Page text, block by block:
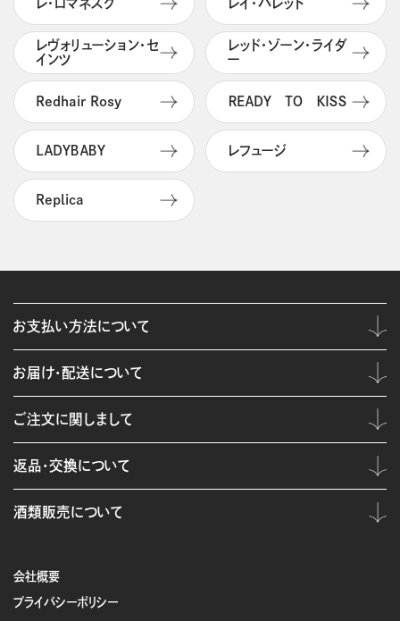
レ・ロマネスク レイ・バレット
レヴォリューション・セ
インツ
レッド・ゾーン・ライダ
ー
Redhair Rosy ＲＥＡＤＹ ＴＯ ＫＩＳＳ
ＬＡＤＹＢＡＢＹ レフュージ
Replica
会社概要
プライバシーポリシー
お支払い方法について
お届け・配送について
ご注文に関しまして
返品・交換について
酒類販売について